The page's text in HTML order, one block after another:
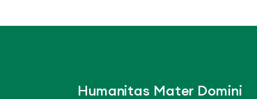
Humanitas Mater Domini